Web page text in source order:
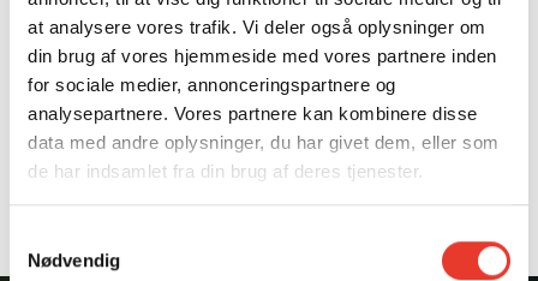
at analysere vores trafik. Vi deler også oplysninger om
din brug af vores hjemmeside med vores partnere inden
for sociale medier, annonceringspartnere og
analysepartnere. Vores partnere kan kombinere disse
data med andre oplysninger, du har givet dem, eller som
de har indsamlet fra din brug af deres tjenester.
Nødvendig
DEBAT
SKAL FREMTIDEN
VÆRE VILD?
FESTSALEN, AU, CAMPUS
EMDRUP